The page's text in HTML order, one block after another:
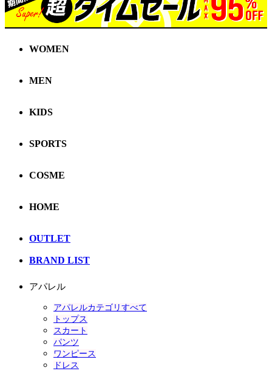
WOMEN
MEN
KIDS
SPORTS
COSME
HOME
OUTLET
BRAND LIST
アパレル
アパレルカテゴリすべて
トップス
スカート
パンツ
ワンピース
ドレス